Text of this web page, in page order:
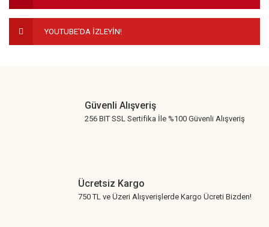
YOUTUBE'DA İZLEYİN!
Güvenli Alışveriş
256 BIT SSL Sertifika İle %100 Güvenli Alışveriş
Ücretsiz Kargo
750 TL ve Üzeri Alışverişlerde Kargo Ücreti Bizden!